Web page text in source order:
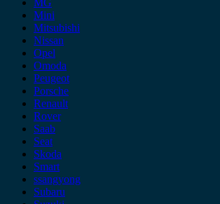
Mini
Mitsubishi
Nissan
Opel
Omoda
Peugeot
Porsche
Renault
Rover
Saab
Seat
Skoda
Smart
ssangyong
Subaru